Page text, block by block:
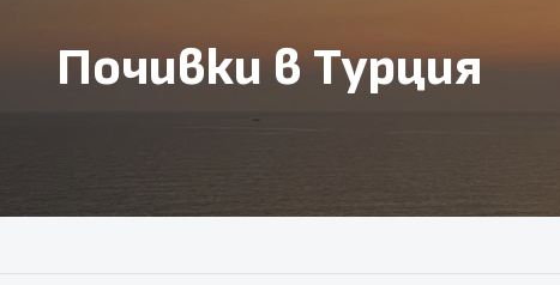
Почивки в Турция